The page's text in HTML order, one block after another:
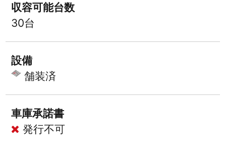
収容可能台数
30台
設備
舗装済
車庫承諾書
発行不可